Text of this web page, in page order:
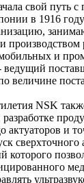
свой путь с
в 1916 году
и
величине
NSK
актуаторов и
сверхточного
которого